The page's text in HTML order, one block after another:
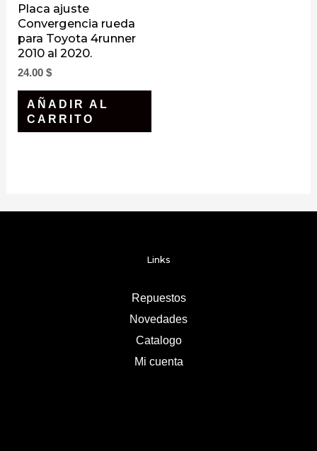
Placa ajuste
Convergencia rueda
para Toyota 4runner
2010 al 2020.
24.00$
AÑADIR AL
CARRITO
Links
Repuestos
Novedades
Catalogo
Mi cuenta